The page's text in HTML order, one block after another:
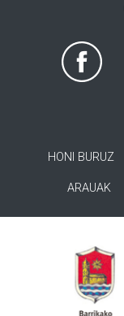
HONI BURUZ
ARAUAK